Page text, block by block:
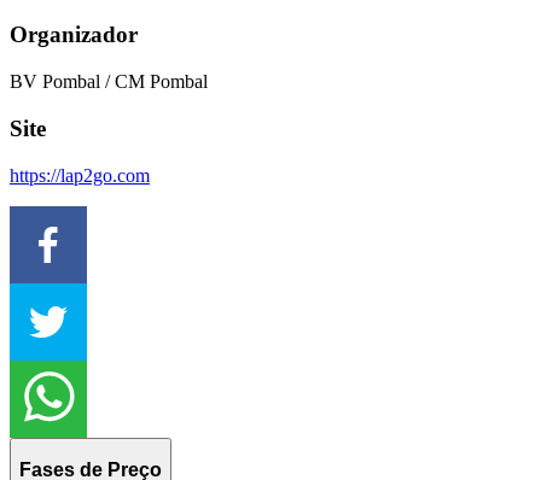
Organizador
BV Pombal / CM Pombal
Site
https://lap2go.com
Fases de Preço